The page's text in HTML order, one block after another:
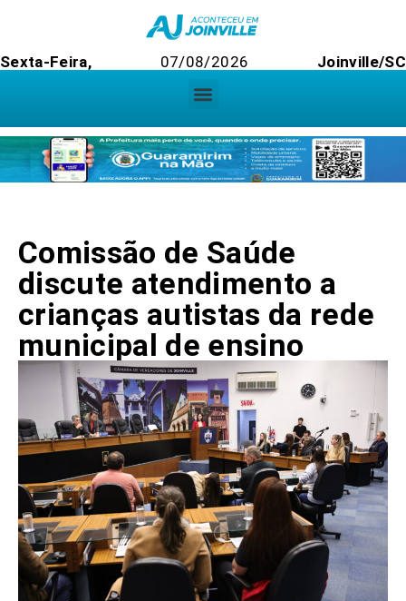
Sexta-Feira, 07/08/2026 Joinville/SC
Comissão de Saúde
discute atendimento a
crianças autistas da rede
municipal de ensino